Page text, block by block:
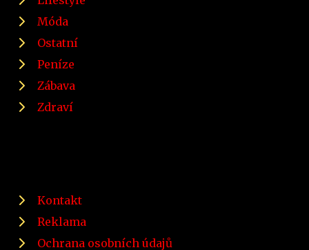
Móda
Ostatní
Peníze
Zábava
Zdraví
Kontakt
Reklama
Ochrana osobních údajů